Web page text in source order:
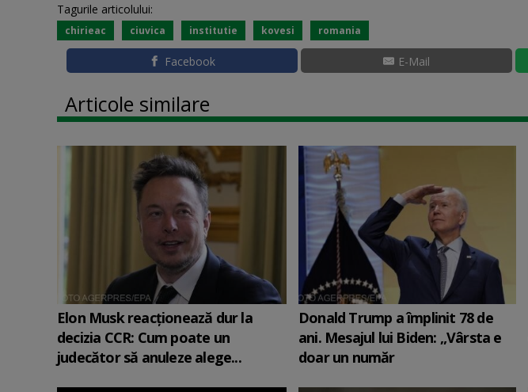
Tagurile articolului:
chirieac ciuvica institutie kovesi romania
Facebook E-Mail
Articole similare
Elon Musk reacționează dur la
decizia CCR: Cum poate un
judecător să anuleze alege...
Donald Trump a împlinit 78 de
ani. Mesajul lui Biden: „Vârsta e
doar un număr